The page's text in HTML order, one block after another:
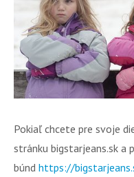
Pokiaľ chcete pre svoje
stránku bigstarjeans.sk a
búnd https://